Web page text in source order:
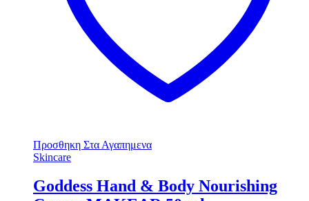
Προσθηκη Στα Αγαπημενα
Skincare
Goddess Hand & Body Nourishing